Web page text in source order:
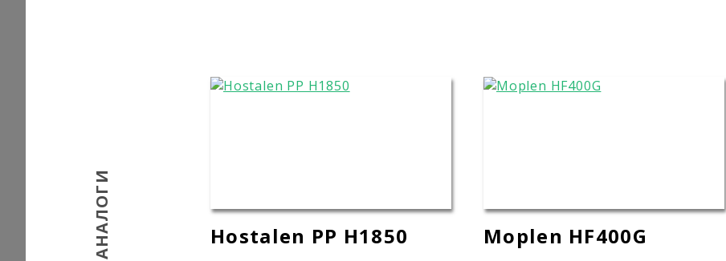
АНАЛОГИ Hostalen PP H1850 Moplen HF400G